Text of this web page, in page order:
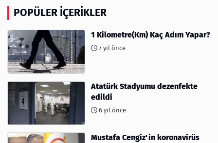
POPÜLER İÇERIKLER
1 Kilometre(Km) Kaç Adım Yapar?
7 yıl önce
Atatürk Stadyumu dezenfekte
edildi
6 yıl önce
Mustafa Cengiz'in koronavirüs